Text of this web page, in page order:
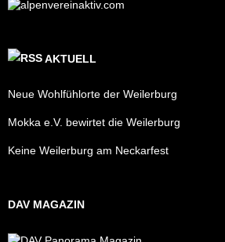
AKTUELL
Neue Wohlfühlorte der Weilerburg
Mokka e.V. bewirtet die Weilerburg
Keine Weilerburg am Neckarfest
DAV MAGAZIN